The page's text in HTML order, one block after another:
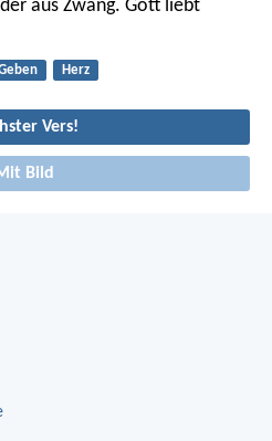
aus Zwang. Gott liebt
Herz
Vers!
Bild